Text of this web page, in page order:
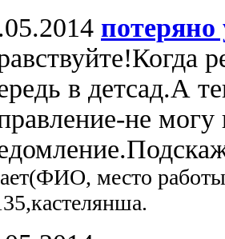
потеряно
в детсад.А
не могу
место